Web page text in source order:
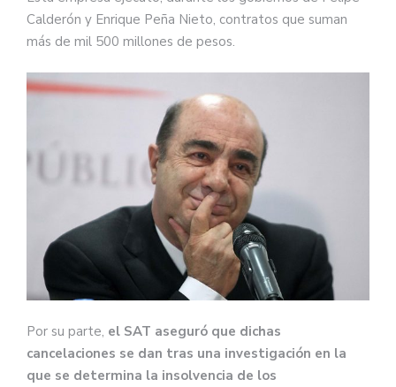
Calderón y Enrique Peña Nieto, contratos que suman
más de mil 500 millones de pesos.
Por su parte, el SAT aseguró que dichas
cancelaciones se dan tras una investigación en la
que se determina la insolvencia de los